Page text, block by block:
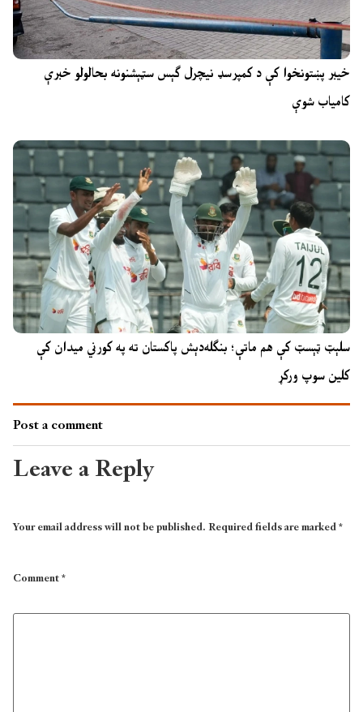
خیبر پښتونخوا کې د کمپرسډ نیچرل ګېس سټېشنونه بحالولو خبرې
کامیاب شوې
سلېټ ټېسټ کې هم ماتې؛ بنګله‌دېش پاکستان ته په کورني میدان کې
کلین سوپ ورکړ
Post a comment
Leave a Reply
Your email address will not be published.Required fields are marked*
Comment*